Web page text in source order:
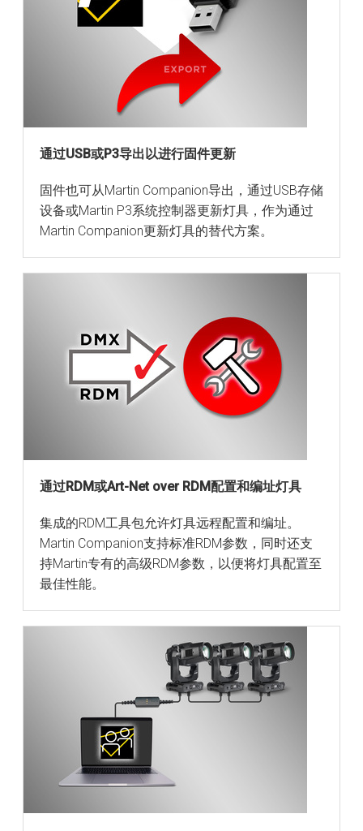
通过USB或P3导出以进行固件更新
固件也可从Martin Companion导出，通过USB存储
设备或Martin P3系统控制器更新灯具，作为通过
Martin Companion更新灯具的替代方案。
通过RDM或Art-Net over RDM配置和编址灯具
集成的RDM工具包允许灯具远程配置和编址。
Martin Companion支持标准RDM参数，同时还支
持Martin专有的高级RDM参数，以便将灯具配置至
最佳性能。